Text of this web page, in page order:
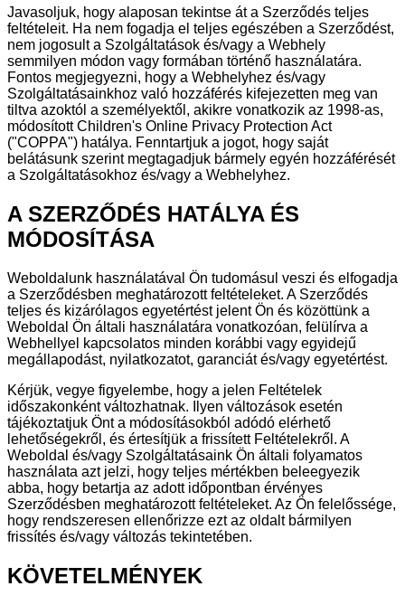
Javasoljuk, hogy alaposan tekintse át a Szerződés teljes
feltételeit. Ha nem fogadja el teljes egészében a Szerződést,
nem jogosult a Szolgáltatások és/vagy a Webhely
semmilyen módon vagy formában történő használatára.
Fontos megjegyezni, hogy a Webhelyhez és/vagy
Szolgáltatásainkhoz való hozzáférés kifejezetten meg van
tiltva azoktól a személyektől, akikre vonatkozik az 1998-as,
módosított Children's Online Privacy Protection Act
("COPPA") hatálya. Fenntartjuk a jogot, hogy saját
belátásunk szerint megtagadjuk bármely egyén hozzáférését
a Szolgáltatásokhoz és/vagy a Webhelyhez.
A SZERZŐDÉS HATÁLYA ÉS
MÓDOSÍTÁSA
Weboldalunk használatával Ön tudomásul veszi és elfogadja
a Szerződésben meghatározott feltételeket. A Szerződés
teljes és kizárólagos egyetértést jelent Ön és közöttünk a
Weboldal Ön általi használatára vonatkozóan, felülírva a
Webhellyel kapcsolatos minden korábbi vagy egyidejű
megállapodást, nyilatkozatot, garanciát és/vagy egyetértést.
Kérjük, vegye figyelembe, hogy a jelen Feltételek
időszakonként változhatnak. Ilyen változások esetén
tájékoztatjuk Önt a módosításokból adódó elérhető
lehetőségekről, és értesítjük a frissített Feltételekről. A
Weboldal és/vagy Szolgáltatásaink Ön általi folyamatos
használata azt jelzi, hogy teljes mértékben beleegyezik
abba, hogy betartja az adott időpontban érvényes
Szerződésben meghatározott feltételeket. Az Ön felelőssége,
hogy rendszeresen ellenőrizze ezt az oldalt bármilyen
frissítés és/vagy változás tekintetében.
KÖVETELMÉNYEK